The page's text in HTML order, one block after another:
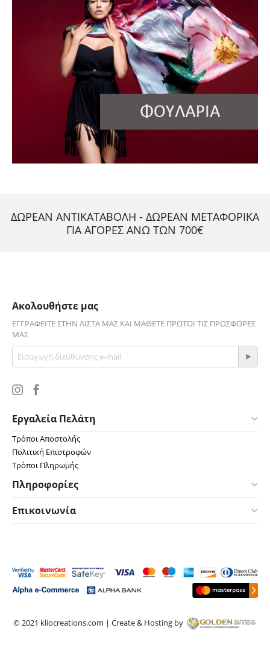
ΔΩΡΕΑΝ ΑΝΤΙΚΑΤΑΒΟΛΗ - ΔΩΡΕΑΝ ΜΕΤΑΦΟΡΙΚΑ
ΓΙΑ ΑΓΟΡΕΣ ΑΝΩ ΤΩΝ 700€
Ακολουθήστε μας
ΕΓΓΡΑΦΕΊΤΕ ΣΤΗΝ ΛΊΣΤΑ ΜΑΣ ΚΑΙ ΜΆΘΕΤΕ ΠΡΏΤΟΙ ΤΙΣ ΠΡΟΣΦΟΡΈΣ
ΜΑΣ
Εργαλεία Πελάτη
Τρόποι Αποστολής
Πολιτική Επιστροφών
Τρόποι Πληρωμής
Πληροφορίες
Επικοινωνία
© 2021 kliocreations.com | Create & Hosting by